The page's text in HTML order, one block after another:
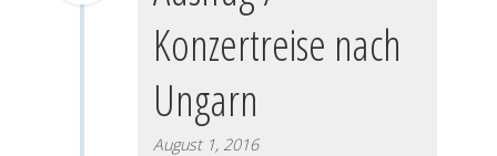
Konzertreise nach
Ungarn
August 1, 2016